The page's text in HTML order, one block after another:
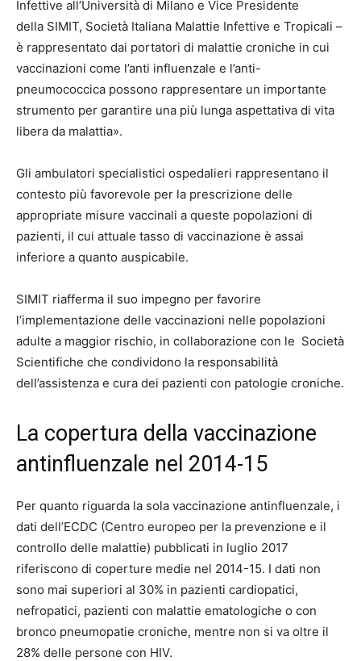
Infettive all’Università di Milano e Vice Presidente
della SIMIT, Società Italiana Malattie Infettive e Tropicali –
è rappresentato dai portatori di malattie croniche in cui
vaccinazioni come l’anti influenzale e l’anti-
pneumococcica possono rappresentare un importante
strumento per garantire una più lunga aspettativa di vita
libera da malattia».
Gli ambulatori specialistici ospedalieri rappresentano il
contesto più favorevole per la prescrizione delle
appropriate misure vaccinali a queste popolazioni di
pazienti, il cui attuale tasso di vaccinazione è assai
inferiore a quanto auspicabile.
SIMIT riafferma il suo impegno per favorire
l’implementazione delle vaccinazioni nelle popolazioni
adulte a maggior rischio, in collaborazione con le Società
Scientifiche che condividono la responsabilità
dell’assistenza e cura dei pazienti con patologie croniche.
La copertura della vaccinazione
antinfluenzale nel 2014-15
Per quanto riguarda la sola vaccinazione antinfluenzale, i
dati dell’ECDC (Centro europeo per la prevenzione e il
controllo delle malattie) pubblicati in luglio 2017
riferiscono di coperture medie nel 2014-15. I dati non
sono mai superiori al 30% in pazienti cardiopatici,
nefropatici, pazienti con malattie ematologiche o con
bronco pneumopatie croniche, mentre non si va oltre il
28% delle persone con HIV.